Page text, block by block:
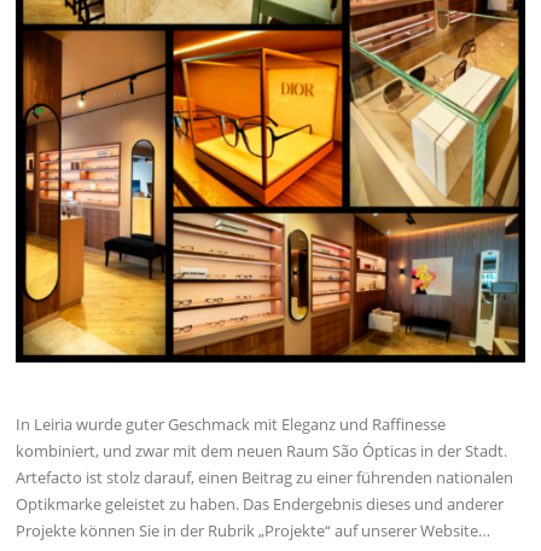
In Leiria wurde guter Geschmack mit Eleganz und Raffinesse
kombiniert, und zwar mit dem neuen Raum São Ópticas in der Stadt.
Artefacto ist stolz darauf, einen Beitrag zu einer führenden nationalen
Optikmarke geleistet zu haben. Das Endergebnis dieses und anderer
Projekte können Sie in der Rubrik „Projekte“ auf unserer Website…